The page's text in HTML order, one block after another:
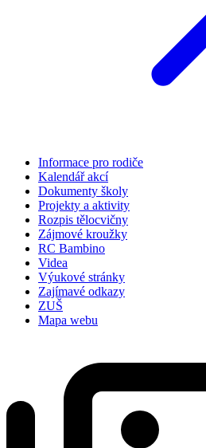
Informace pro rodiče
Kalendář akcí
Dokumenty školy
Projekty a aktivity
Rozpis tělocvičny
Zájmové kroužky
RC Bambino
Videa
Výukové stránky
Zajímavé odkazy
ZUŠ
Mapa webu